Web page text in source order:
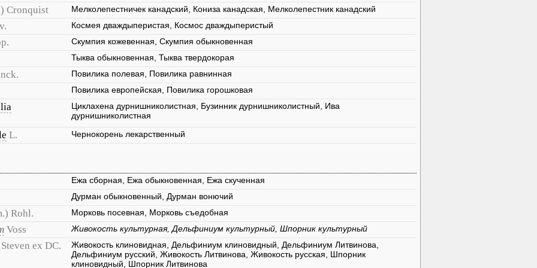
Cronquist Мелколепестничек канадский, Кониза канадская, Мелколепестник канадский
Космея дваждыперистая, Космос дваждыперистый
Скумпия кожевенная, Скумпия обыкновенная
Тыква обыкновенная, Тыква твердокорая
Повилика полевая, Повилика равнинная
Повилика европейская, Повилика горошковая
Циклахена дурнишниколистная, Бузинник дурнишниколистный, Ива
дурнишниколистная
L. Чернокорень лекарственный
Ежа сборная, Ежа обыкновенная, Ежа скученная
Дурман обыкновенный, Дурман вонючий
Rohl. Морковь посевная, Морковь съедобная
Voss Живокость культурная, Дельфиниум культурный, Шпорник культурный
Steven ex DC.
Живокость клиновидная, Дельфиниум клиновидный, Дельфиниум Литвинова,
Дельфиниум русский, Живокость Литвинова, Живокость русская, Шпорник
клиновидный, Шпорник Литвинова